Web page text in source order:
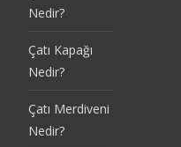
Nedir?
Çatı Kapağı
Nedir?
Çatı Merdiveni
Nedir?